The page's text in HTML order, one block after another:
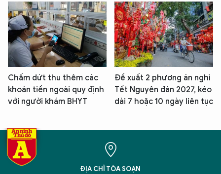
Chấm dứt thu thêm các
khoản tiền ngoài quy định
với người khám BHYT
Đề xuất 2 phương án nghỉ
Tết Nguyên đán 2027, kéo
dài 7 hoặc 10 ngày liên tục
ĐỊA CHỈ TÒA SOẠN